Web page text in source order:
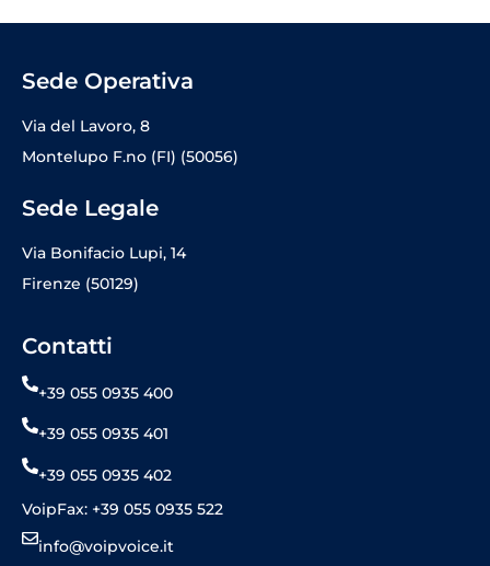
Sede Operativa
Via del Lavoro, 8
Montelupo F.no (FI) (50056)
Sede Legale
Via Bonifacio Lupi, 14
Firenze (50129)
Contatti
+39 055 0935 400
+39 055 0935 401
+39 055 0935 402
VoipFax: +39 055 0935 522
info@voipvoice.it